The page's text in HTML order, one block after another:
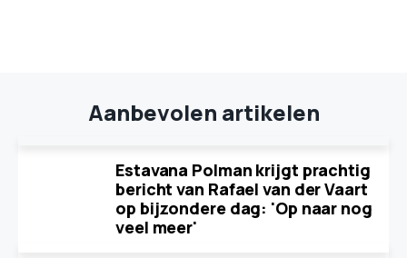
Aanbevolen artikelen
Estavana Polman krijgt prachtig
bericht van Rafael van der Vaart
op bijzondere dag: 'Op naar nog
veel meer'